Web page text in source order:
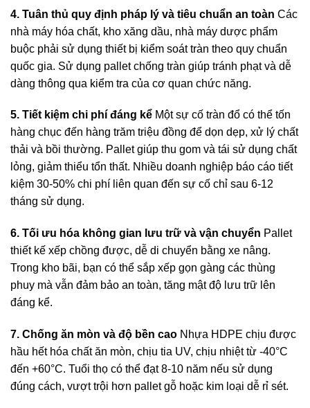
4. Tuân thủ quy định pháp lý và tiêu chuẩn an toàn Các
nhà máy hóa chất, kho xăng dầu, nhà máy dược phẩm
buộc phải sử dụng thiết bị kiểm soát tràn theo quy chuẩn
quốc gia. Sử dụng pallet chống tràn giúp tránh phạt và dễ
dàng thông qua kiểm tra của cơ quan chức năng.
5. Tiết kiệm chi phí đáng kể Một sự cố tràn đổ có thể tốn
hàng chục đến hàng trăm triệu đồng để dọn dẹp, xử lý chất
thải và bồi thường. Pallet giúp thu gom và tái sử dụng chất
lỏng, giảm thiểu tổn thất. Nhiều doanh nghiệp báo cáo tiết
kiệm 30-50% chi phí liên quan đến sự cố chỉ sau 6-12
tháng sử dụng.
6. Tối ưu hóa không gian lưu trữ và vận chuyển Pallet
thiết kế xếp chồng được, dễ di chuyển bằng xe nâng.
Trong kho bãi, bạn có thể sắp xếp gọn gàng các thùng
phuy mà vẫn đảm bảo an toàn, tăng mật độ lưu trữ lên
đáng kể.
7. Chống ăn mòn và độ bền cao Nhựa HDPE chịu được
hầu hết hóa chất ăn mòn, chịu tia UV, chịu nhiệt từ -40°C
đến +60°C. Tuổi thọ có thể đạt 8-10 năm nếu sử dụng
đúng cách, vượt trội hơn pallet gỗ hoặc kim loại dễ rỉ sét.